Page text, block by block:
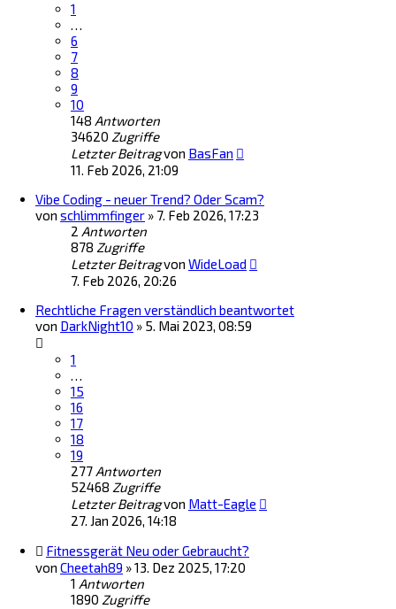
1
…
6
7
8
9
10
148 Antworten
34620 Zugriffe
Letzter Beitragvon BasFan
11. Feb 2026, 21:09
Vibe Coding - neuer Trend? Oder Scam?
von schlimmfinger » 7. Feb 2026, 17:23
2 Antworten
878 Zugriffe
Letzter Beitragvon WideLoad
7. Feb 2026, 20:26
Rechtliche Fragen verständlich beantwortet
von DarkNight10 » 5. Mai 2023, 08:59
1
…
15
16
17
18
19
277 Antworten
52468 Zugriffe
Letzter Beitragvon Matt-Eagle
27. Jan 2026, 14:18
Fitnessgerät Neu oder Gebraucht?
von Cheetah89 »13. Dez 2025, 17:20
1 Antworten
1890 Zugriffe